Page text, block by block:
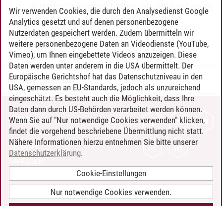
Wirtschaftswissenschaften (bis Studienbeginn
WiSe 21/22)-Kommunikation in der
sozialpädagogischen Lehre
Timo Leder/30.06.2024
KONTAKT
LEUPHANA ALS ARBEITGEBER
INTRANET
BARRIEREFREIHEIT
Wir verwenden Cookies, die durch den Analysedienst Google
Analytics gesetzt und auf denen personenbezogene
Nutzerdaten gespeichert werden. Zudem übermitteln wir
weitere personenbezogene Daten an Videodienste (YouTube,
Vimeo), um Ihnen eingebettete Videos anzuzeigen. Diese
Daten werden unter anderem in die USA übermittelt. Der
Europäische Gerichtshof hat das Datenschutzniveau in den
USA, gemessen an EU-Standards, jedoch als unzureichend
eingeschätzt. Es besteht auch die Möglichkeit, dass Ihre
Daten dann durch US-Behörden verarbeitet werden können.
Wenn Sie auf "Nur notwendige Cookies verwenden" klicken,
findet die vorgehend beschriebene Übermittlung nicht statt.
Nähere Informationen hierzu entnehmen Sie bitte unserer
Datenschutzerklärung.
Cookie-Einstellungen
Nur notwendige Cookies verwenden.